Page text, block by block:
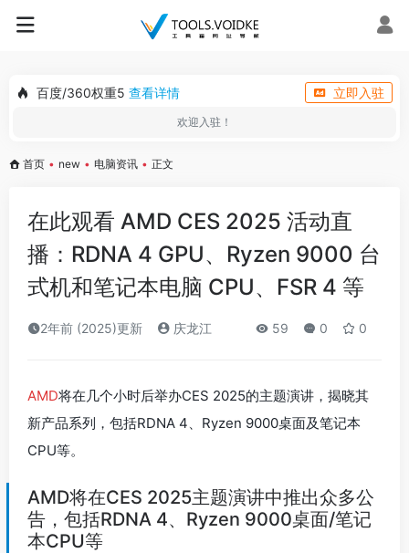
百度/360权重5 查看详情 立即入驻
欢迎入驻！
首页 • new • 电脑资讯 • 正文
在此观看 AMD CES 2025 活动直
播：RDNA 4 GPU、Ryzen 9000 台
式机和笔记本电脑 CPU、FSR 4 等
2年前 (2025)更新 庆龙江 59 0 0
AMD将在几个小时后举办CES 2025的主题演讲，揭晓其
新产品系列，包括RDNA 4、Ryzen 9000桌面及笔记本
CPU等。
AMD将在CES 2025主题演讲中推出众多公
告，包括RDNA 4、Ryzen 9000桌面/笔记
本CPU等